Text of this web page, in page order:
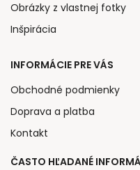
Obrázky z vlastnej fotky
Inšpirácia
INFORMÁCIE PRE VÁS
Obchodné podmienky
Doprava a platba
Kontakt
ČASTO HĽADANÉ